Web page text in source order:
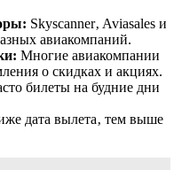
Skyscanner‚ Aviasales и
авиакомпаний.
Многие авиакомпании
о скидках и акциях.
билеты на будние дни
дата вылета‚ тем выше